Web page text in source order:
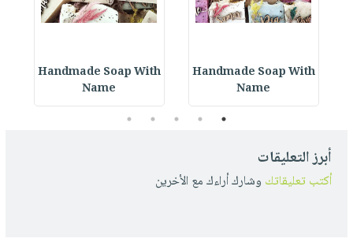
Handmade Soap With
Name
Handmade Soap With
Name
1
2
3
4
5
أبرز التعليقات
أكتب تعليقاتك وشارك أراءك مع الأخرين